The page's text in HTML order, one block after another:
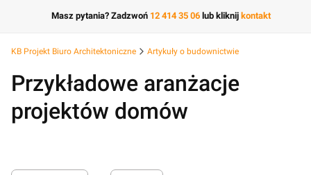
Masz pytania? Zadzwoń 12 414 35 06 lub kliknij kontakt
KB Projekt Biuro Architektoniczne Artykuły o budownictwie
Przykładowe aranżacje
projektów domów